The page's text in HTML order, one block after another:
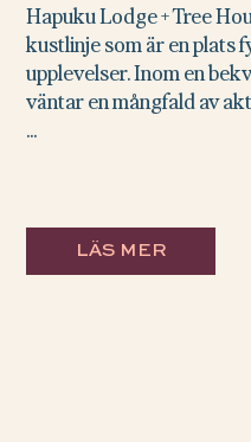
LÄS MER
Hapuku Lodge + Tree
kustlinje som är en plats
upplevelser. Inom en
väntar en mångfald av
...